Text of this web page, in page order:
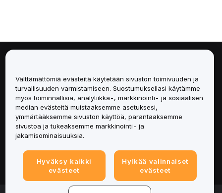
Palvelut
Tuki
Tuotteet
Lakiasiat
Välttämättömiä evästeitä käytetään sivuston toimivuuden ja
turvallisuuden varmistamiseen. Suostumuksellasi käytämme
myös toiminnallisia, analytiikka-, markkinointi- ja sosiaalisen
median evästeitä muistaaksemme asetuksesi,
ymmärtääksemme sivuston käyttöä, parantaaksemme
sivustoa ja tukeaksemme markkinointi- ja
jakamisominaisuuksia.
Hyväksy kaikki
evästeet
Hylkää valinnaiset
evästeet